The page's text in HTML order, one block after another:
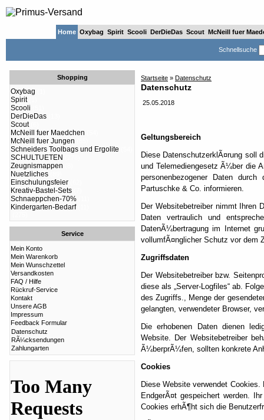
Home Oxybag Spirit Scooli DerDieDas Scout McNeill fuer
Schnellsuche
Shopping
Oxybag
Spirit(1)
Scooli
DerDieDas
Scout(6)
McNeill fuer Maedchen
McNeill fuer Jungen
Schneiders Toolbags und Ergolite
SCHULTUETEN
Zeugnismappen
Nuetzliches
Einschulungsfeier
Kreativ-Bastel-Sets
Schnaeppchen-70%
Kindergarten-Bedarf(11)
Service
Mein Konto
Mein Warenkorb
Mein Wunschzettel
Versandkosten
FAQ / Hilfe
Rückruf-Service
Kontakt
Unsere AGB
Impressum
Feedback Formular
Datenschutz
RÃ¼cksendungen
Zahlungarten
Startseite » Datenschutz
Datenschutz
25.05.2018
Geltungsbereich
Diese DatenschutzerklÃ¤rung soll
und Telemediengesetz Ã¼ber die
personenbezogener Daten
Partuschke & Co. informieren.
Der Websitebetreiber nimmt Ihren
Daten vertraulich und
DatenÃ¼bertragung im Internet
vollumfÃ¤nglicher Schutz vor dem
Zugriffsdaten
Der Websitebetreiber bzw.
diese als „Server-Logfiles“ ab.
des Zugriffs., Menge der
gelangten, verwendeter Browser,
Die erhobenen Daten dienen
Website. Der Websitebetreiber
Ã¼berprÃ¼fen, sollten konkrete
Cookies
Diese Website verwendet
EndgerÃ¤t gespeichert werden.
Cookies erhÃ¶ht sich die